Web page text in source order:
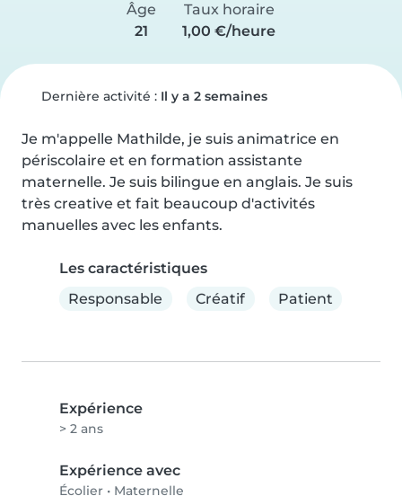
Âge
21
Taux horaire
1,00 €/heure
Dernière activité : Il y a 2 semaines
Je m'appelle Mathilde, je suis animatrice en
périscolaire et en formation assistante
maternelle. Je suis bilingue en anglais. Je suis
très creative et fait beaucoup d'activités
manuelles avec les enfants.
Les caractéristiques
Responsable
Créatif Patient
Expérience
> 2 ans
Expérience avec
Écolier • Maternelle